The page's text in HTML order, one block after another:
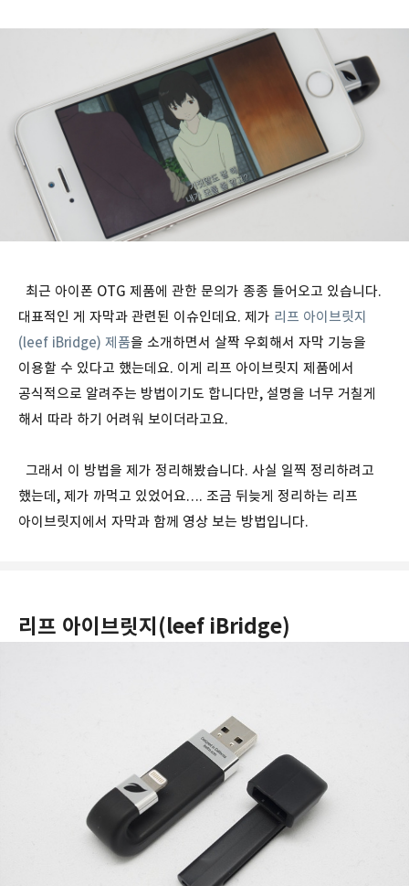
최근 아이폰 OTG 제품에 관한 문의가 종종 들어오고 있습니다.
대표적인 게 자막과 관련된 이슈인데요. 제가 리프 아이브릿지
(leef iBridge) 제품을 소개하면서 살짝 우회해서 자막 기능을
이용할 수 있다고 했는데요. 이게 리프 아이브릿지 제품에서
공식적으로 알려주는 방법이기도 합니다만, 설명을 너무 거칠게
해서 따라 하기 어려워 보이더라고요.
그래서 이 방법을 제가 정리해봤습니다. 사실 일찍 정리하려고
했는데, 제가 까먹고 있었어요…. 조금 뒤늦게 정리하는 리프
아이브릿지에서 자막과 함께 영상 보는 방법입니다.
리프 아이브릿지(leef iBridge)